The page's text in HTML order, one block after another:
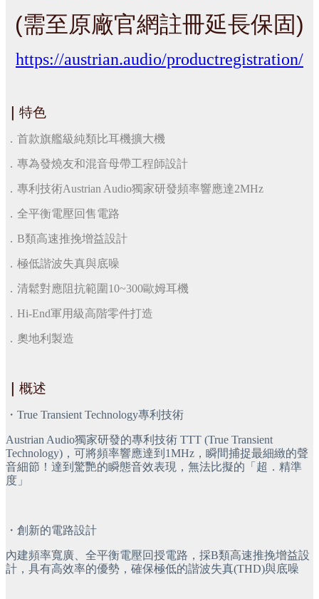
(需至原廠官網註冊延長保固)
https://austrian.audio/productregistration/
特色
．首款旗艦級純類比耳機擴大機
．專為發燒友和混音母帶工程師設計
．專利技術Austrian Audio獨家研發頻率響應達2MHz
．全平衡電壓回售電路
．B類高速推挽增益設計
．極低諧波失真與底噪
．清鬆對應阻抗範圍10~300歐姆耳機
．Hi-End軍用級高階零件打造
．奧地利製造
概述
・True Transient Technology專利技術
Austrian Audio獨家研發的專利技術 TTT (True Transient
Technology)，可將頻率響應達到1MHz，瞬間捕捉最細緻的聲
音細節！達到驚艷的瞬態音效表現，無法比擬的「超．精準
度」
・創新的電路設計
內建頻率寬廣、全平衡電壓回授電路，採B類高速推挽增益設
計，具有高效率的優勢，確保極低的諧波失真(THD)與底噪